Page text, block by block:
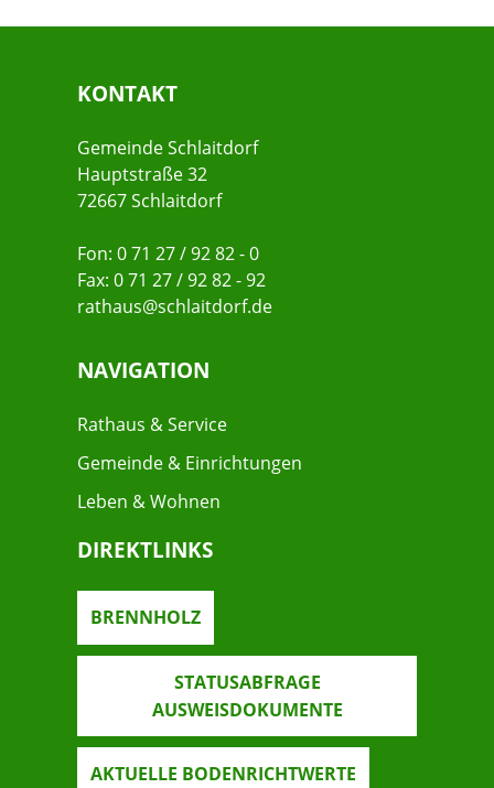
KONTAKT
Gemeinde Schlaitdorf
Hauptstraße 32
72667 Schlaitdorf
Fon: 0 71 27 / 92 82 - 0
Fax: 0 71 27 / 92 82 - 92
rathaus@schlaitdorf.de
NAVIGATION
Rathaus & Service
Gemeinde & Einrichtungen
Leben & Wohnen
DIREKTLINKS
BRENNHOLZ
STATUSABFRAGE
AUSWEISDOKUMENTE
AKTUELLE BODENRICHTWERTE